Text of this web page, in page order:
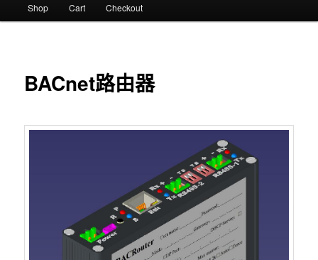
Shop Cart Checkout
BACnet路由器